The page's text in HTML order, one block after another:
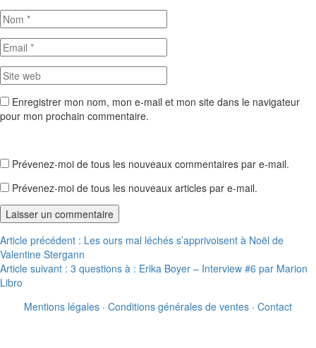
Enregistrer mon nom, mon e-mail et mon site dans le navigateur
pour mon prochain commentaire.
Prévenez-moi de tous les nouveaux commentaires par e-mail.
Prévenez-moi de tous les nouveaux articles par e-mail.
Navigation
de
l’article
Article précédent : Les ours mal léchés s’apprivoisent à Noël de
Valentine Stergann
Article suivant : 3 questions à : Erika Boyer – Interview #6 par Marion
Libro
Mentions légales · Conditions générales de ventes · Contact